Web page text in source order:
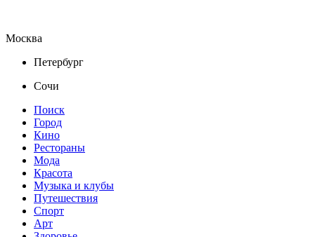
Москва
Петербург
Сочи
Поиск
Город
Кино
Рестораны
Мода
Красота
Музыка и клубы
Путешествия
Спорт
Арт